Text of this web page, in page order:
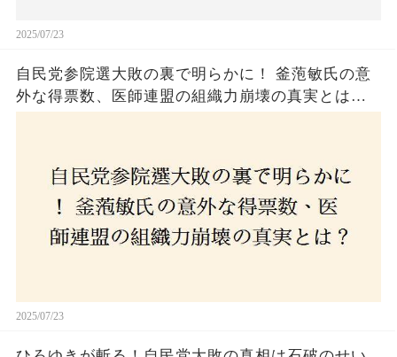
2025/07/23
自民党参院選大敗の裏で明らかに！ 釜萢敏氏の意
外な得票数、医師連盟の組織力崩壊の真実とは？
2025/07/23